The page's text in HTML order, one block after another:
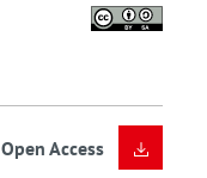
Open Access